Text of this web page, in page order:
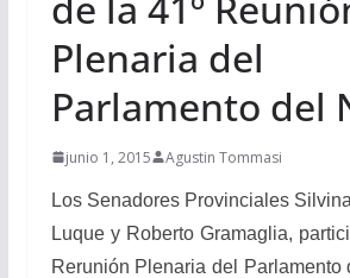
Plenaria del
Parlamento del
junio 1, 2015 Agustin Tommasi
Los Senadores Provinciales
Luque y Roberto Gramaglia,
Rerunión Plenaria del Parlamento